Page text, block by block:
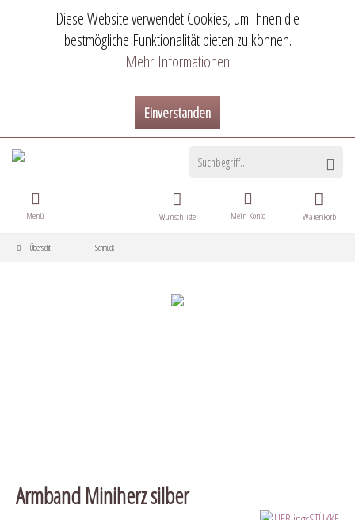
Diese Website verwendet Cookies, um Ihnen die
bestmögliche Funktionalität bieten zu können.
Mehr Informationen
Einverstanden
Warenkorb
Wunschliste Mein Konto
Menü
Übersicht Schmuck
Armband Miniherz silber